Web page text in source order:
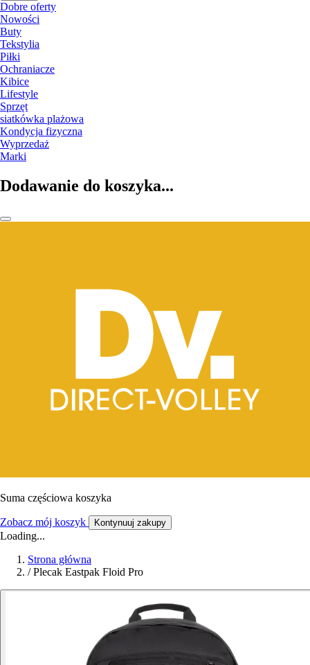
Dobre oferty
Nowości
Buty
Tekstylia
Piłki
Ochraniacze
Kibice
Lifestyle
Sprzęt
siatkówka plażowa
Kondycja fizyczna
Wyprzedaż
Marki
Dodawanie do koszyka...
Suma częściowa koszyka
Zobacz mój koszyk Kontynuuj zakupy
Loading...
Strona główna
/ Plecak Eastpak Floid Pro